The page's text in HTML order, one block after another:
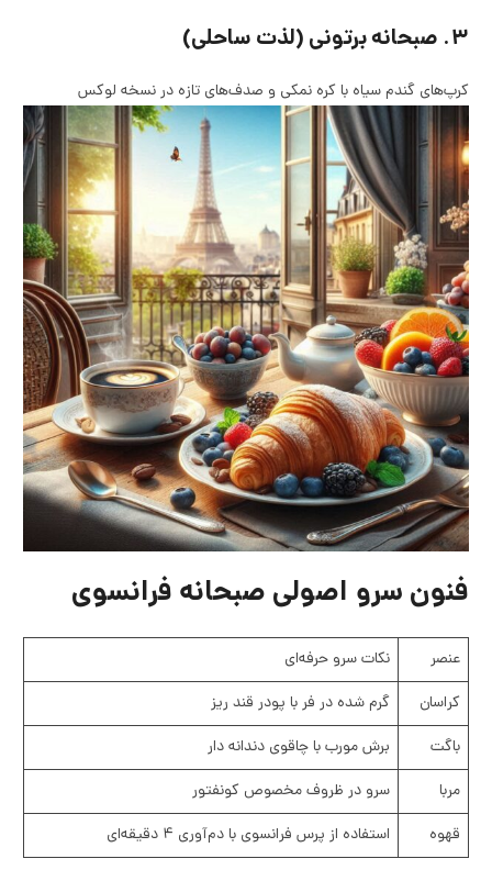
۳. صبحانه برتونی (لذت ساحلی)
کرپ‌های گندم سیاه با کره نمکی و صدف‌های تازه در نسخه لوکس
فنون سرو اصولی صبحانه فرانسوی
عنصر
نکات سرو حرفه‌ای
کراسان
گرم شده در فر با پودر قند ریز
باگت
برش مورب با چاقوی دندانه دار
مربا
سرو در ظروف مخصوص کونفتور
قهوه
استفاده از پرس فرانسوی با دم‌آوری ۴ دقیقه‌ای